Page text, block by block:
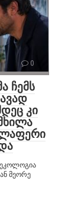
0
ჩემს
კი
მეორე